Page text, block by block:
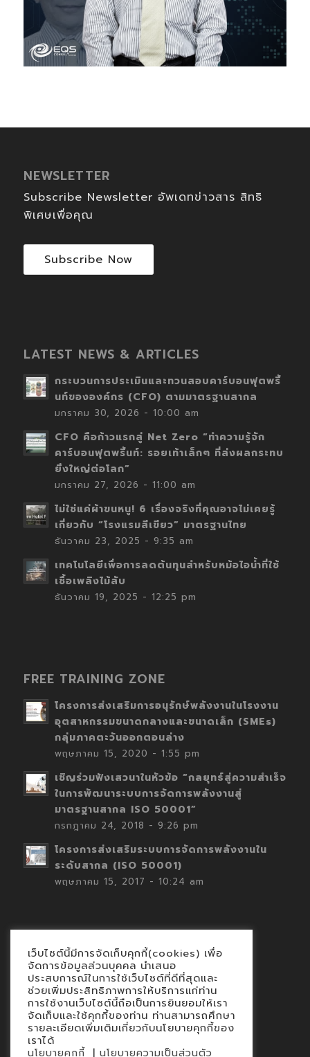
NEWSLETTER
Subscribe Newsletter อัพเดทข่าวสาร สิทธิ
พิเศษเพื่อคุณ
Subscribe Now
LATEST NEWS & ARTICLES
กระบวนการประเมินและทวนสอบคาร์บอนฟุตพริ้
นท์ขององค์กร (CFO) ตามมาตรฐานสากล
มกราคม 30, 2026 - 10:00 am
CFO คือก้าวแรกสู่ Net Zero “ทำความรู้จัก
คาร์บอนฟุตพริ้นท์: รอยเท้าเล็กๆ ที่ส่งผลกระทบ
ยิ่งใหญ่ต่อโลก”
มกราคม 27, 2026 - 11:00 am
ไม่ใช่แค่ผ้าขนหนู! 6 เรื่องจริงที่คุณอาจไม่เคยรู้
เกี่ยวกับ “โรงแรมสีเขียว” มาตรฐานไทย
ธันวาคม 23, 2025 - 9:35 am
เทคโนโลยีเพื่อการลดต้นทุนสำหรับหม้อไอน้ำที่ใช้
เชื้อเพลิงไม้สับ
ธันวาคม 19, 2025 - 12:25 pm
FREE TRAINING ZONE
โครงการส่งเสริมการอนุรักษ์พลังงานในโรงงาน
อุตสาหกรรมขนาดกลางและขนาดเล็ก (SMEs)
กลุ่มภาคตะวันออกตอนล่าง
พฤษภาคม 15, 2020 - 1:55 pm
เชิญร่วมฟังเสวนาในหัวข้อ “กลยุทธ์สู่ความสำเร็จ
ในการพัฒนาระบบการจัดการพลังงานสู่
มาตรฐานสากล ISO 50001”
กรกฎาคม 24, 2018 - 9:26 pm
โครงการส่งเสริมระบบการจัดการพลังงานใน
ระดับสากล (ISO 50001)
พฤษภาคม 15, 2017 - 10:24 am
Contact
นโยบายคุกกี้
นโยบายข้อมูลส่วนบุคคล
เว็บไซต์นี้มีการจัดเก็บคุกกี้(cookies) เพื่อ
จัดการข้อมูลส่วนบุคคล นำเสนอ
ประสบการณ์ในการใช้เว็บไซต์ที่ดีที่สุดและ
ช่วยเพิ่มประสิทธิภาพการให้บริการแก่ท่าน
การใช้งานเว็บไซต์นี้ถือเป็นการยินยอมให้เรา
จัดเก็บและใช้คุกกี้ของท่าน ท่านสามารถศึกษา
รายละเอียดเพิ่มเติมเกี่ยวกับนโยบายคุกกี้ของ
เราได้
นโยบายคุกกี้ | นโยบายความเป็นส่วนตัว